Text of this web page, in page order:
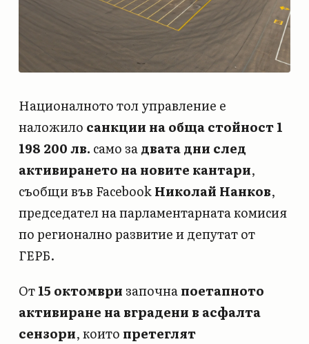
Националното тол управление е
наложило санкции на обща стойност 1
198 200 лв. само задвата дни след
активирането на новите кантари,
съобщи във FacebookНиколай Нанков,
председател на парламентарната комисия
по регионално развитие и депутат от
ГЕРБ.
От15 октомври започнапоетапното
активиране на вградени в асфалта
сензори, които претеглят